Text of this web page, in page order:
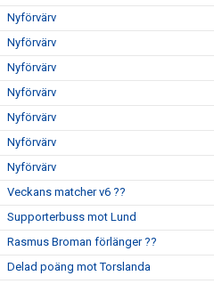
Nyförvärv
Nyförvärv
Nyförvärv
Nyförvärv
Nyförvärv
Nyförvärv
Nyförvärv
Veckans matcher v6 ??
Supporterbuss mot Lund
Rasmus Broman förlänger ??
Delad poäng mot Torslanda